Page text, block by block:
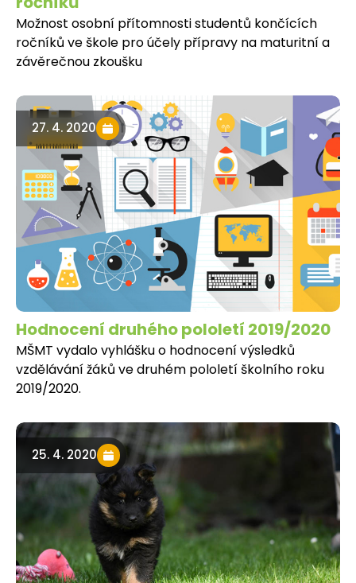
Možnost osobní přítomnosti studentů končících
ročníků ve škole pro účely přípravy na maturitní a
závěrečnou zkoušku
27. 4. 2020
Hodnocení druhého pololetí 2019/2020
MŠMT vydalo vyhlášku o hodnocení výsledků
vzdělávání žáků ve druhém pololetí školního roku
2019/2020.
25. 4. 2020